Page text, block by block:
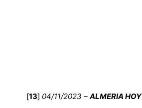
[13] 04/11/2023 –ALMERIA HOY